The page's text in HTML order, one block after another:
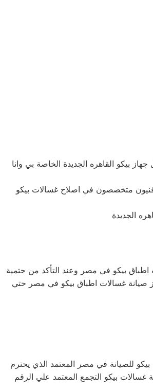
بيكو القاهره الجديدة الخاصة بي وانا
فنيون متخصصون في اصلاح غسالات بيكو
الجديدة
اطباق بيكو في مصر وعند التأكد من حتمية
صيانة غسالات اطباق بيكو في مصر حتي
للصيانة في مصر المعتمد الذي يحترم
بيكو التجمع المعتمد علي الرقم